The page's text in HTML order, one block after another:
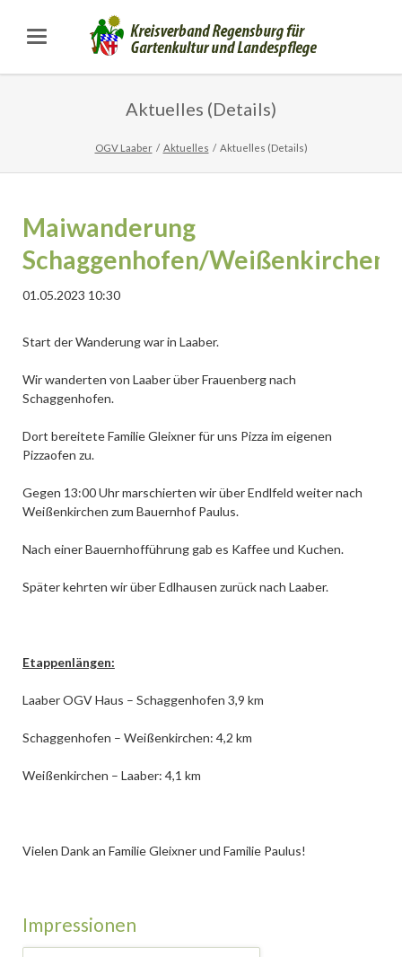
Aktuelles (Details)
OGV Laaber Aktuelles Aktuelles (Details)
Maiwanderung
Schaggenhofen/Weißenkirchen
01.05.2023 10:30
Start der Wanderung war in Laaber.
Wir wanderten von Laaber über Frauenberg nach
Schaggenhofen.
Dort bereitete Familie Gleixner für uns Pizza im eigenen
Pizzaofen zu.
Gegen 13:00 Uhr marschierten wir über Endlfeld weiter nach
Weißenkirchen zum Bauernhof Paulus.
Nach einer Bauernhofführung gab es Kaffee und Kuchen.
Später kehrten wir über Edlhausen zurück nach Laaber.
Etappenlängen:
Laaber OGV Haus – Schaggenhofen 3,9 km
Schaggenhofen – Weißenkirchen: 4,2 km
Weißenkirchen – Laaber: 4,1 km
Vielen Dank an Familie Gleixner und Familie Paulus!
Impressionen